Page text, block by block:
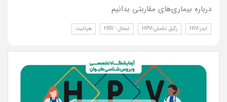
درباره بیماری‌های مقاربتی بدانیم
ایدز-HIV زگیل تناسلی-HPV تبخال - HSV هپاتیت